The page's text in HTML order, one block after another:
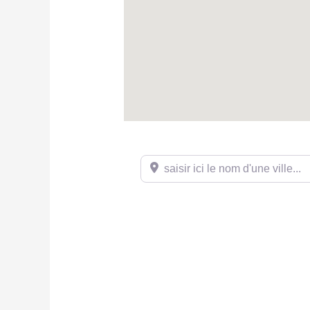
saisir ici le nom d'une ville...